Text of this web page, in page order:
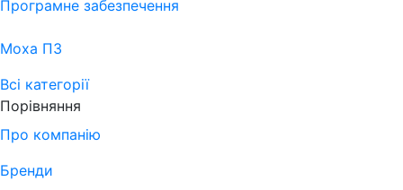
Програмне забезпечення
Moxa ПЗ
Всі категорії
Порівняння
Про компанію
Бренди